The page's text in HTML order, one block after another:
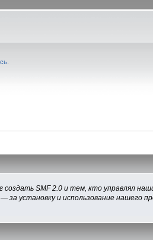
SMF 2.0 и тем, кто управлял
за установку и использование нашего